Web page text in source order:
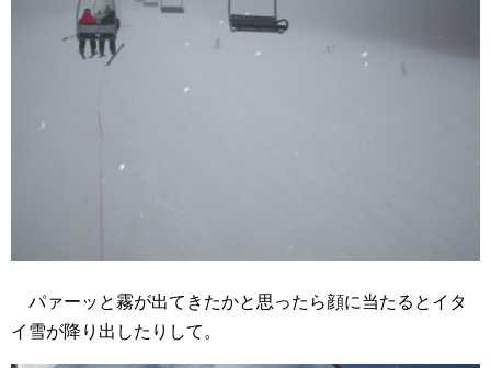
パァーッと霧が出てきたかと思ったら顔に当たるとイタ
イ雪が降り出したりして。